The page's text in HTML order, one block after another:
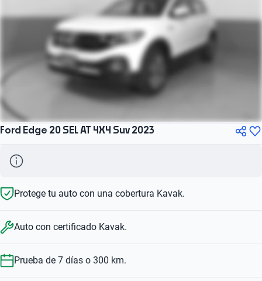
Ford Edge 20 SEL AT 4X4 Suv 2023
Protege tu auto con una cobertura Kavak.
Auto con certificado Kavak.
Prueba de 7 días o 300 km.